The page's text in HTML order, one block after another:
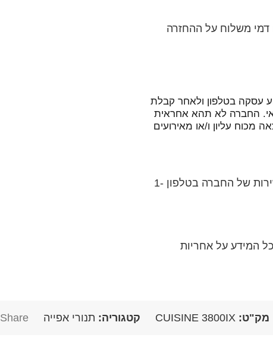
דמי משלוח על ההחזרה
עסקה בטלפון ולאחר קבלת
החברה לא תהא אחראית
מכוח עליון ו/או מאירועים
בכל שאלה או בירור לגבי המוצר, ניתן לפנות אל נציגי השירות של החברה בטלפון 1-
המידע על אחריות
מק"ט: CUISINE 3800IX קטגוריה: תנורי אפייה Share: